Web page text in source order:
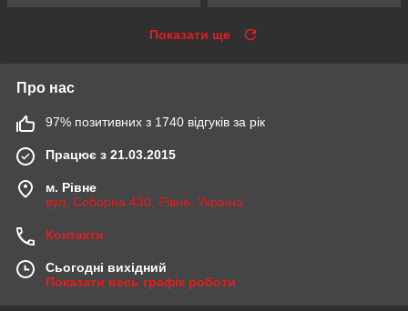
Показати ще
Про нас
97% позитивних з 1740 відгуків за рік
Працює з 21.03.2015
м. Рівне
вул. Соборна 430, Рівне, Україна
Контакти
Сьогодні вихідний
Показати весь графік роботи